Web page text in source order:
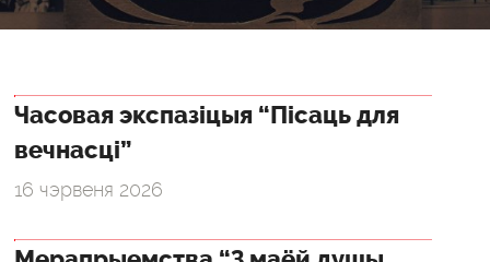
Часовая экспазіцыя “Пісаць для
вечнасці”
16 чэрвеня 2026